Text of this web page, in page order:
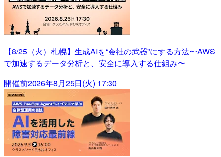
【8/25（火）札幌】生成AIを“会社の武器”にする方法〜AWS
で加速するデータ分析と、安全に導入する仕組み〜
開催前2026年8月25日(火) 17:30